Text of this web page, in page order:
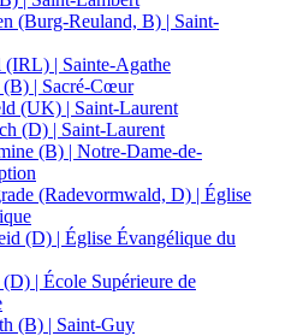
(Burg-Reuland, B) | Saint-
(IRL) | Sainte-Agathe
| Sacré-Cœur
(UK) | Saint-Laurent
(D) | Saint-Laurent
(B) | Notre-Dame-de-
(Radevormwald, D) | Église
(D) | Église Évangélique du
| École Supérieure de
(B) | Saint-Guy